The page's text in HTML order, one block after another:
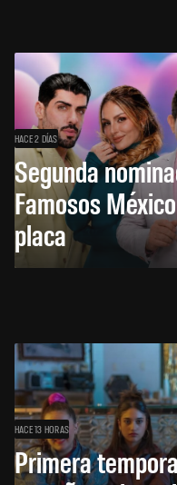
HACE 2 DÍAS
Segunda
Famosos
placa
HACE 13 HORAS
Primera